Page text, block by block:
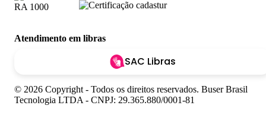
Atendimento em libras
SAC Libras
© 2026 Copyright - Todos os direitos reservados. Buser Brasil
Tecnologia LTDA - CNPJ: 29.365.880/0001-81